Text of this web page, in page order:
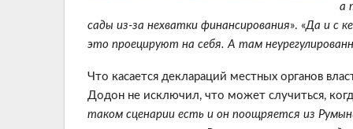
а
сады из-за нехватки финансирования». «Да и с
это проецируют на себя. А там
Что касается деклараций местных органов
Додон не исключил, что может случиться,
таком сценарии есть и он поощряется из